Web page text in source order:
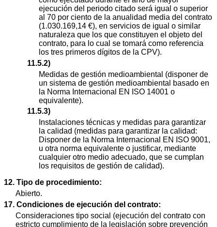
ejecución del periodo citado será igual o superior
al 70 por ciento de la anualidad media del contrato
(1.030.169,14 €), en servicios de igual o similar
naturaleza que los que constituyen el objeto del
contrato, para lo cual se tomará como referencia
los tres primeros dígitos de la CPV).
11.5.2)
Medidas de gestión medioambiental (disponer de
un sistema de gestión medioambiental basado en
la Norma Internacional EN ISO 14001 o
equivalente).
11.5.3)
Instalaciones técnicas y medidas para garantizar
la calidad (medidas para garantizar la calidad:
Disponer de la Norma Internacional EN ISO 9001,
u otra norma equivalente o justificar, mediante
cualquier otro medio adecuado, que se cumplan
los requisitos de gestión de calidad).
12. Tipo de procedimiento:
Abierto.
17. Condiciones de ejecución del contrato:
Consideraciones tipo social (ejecución del contrato con
estricto cumplimiento de la legislación sobre prevención